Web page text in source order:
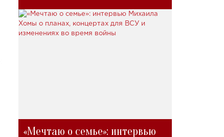
«Мечтаю о семье»: интервью